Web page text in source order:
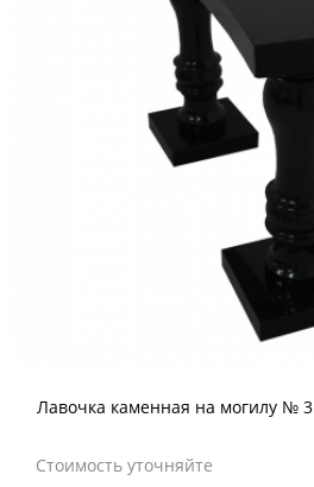
Лавочка каменная на могилу № 3
Стоимость уточняйте